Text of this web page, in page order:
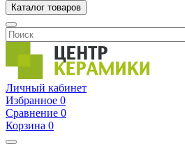
Каталог товаров
Личный кабинет
Избранное 0
Сравнение 0
Корзина 0